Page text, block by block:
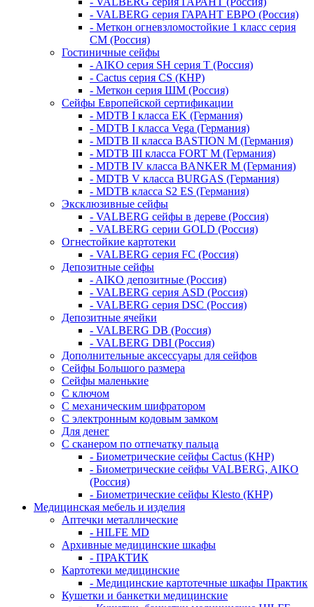
- VALBERG серия ГАРАНТ ЕВРО (Россия)
- Меткон огневзломостойкие 1 класс серия
СМ (Россия)
Гостиничные сейфы
- AIKO серия SH серия Т (Россия)
- Cactus серия CS (КНР)
- Меткон серия ШМ (Россия)
Сейфы Европейской сертификации
- MDTB I класса EK (Германия)
- MDTB I класса Vega (Германия)
- MDTB II класса BASTION M (Германия)
- MDTB III класса FORT M (Германия)
- MDTB IV класса BANKER M (Германия)
- MDTB V класса BURGAS (Германия)
- MDTB класса S2 ES (Германия)
Эксклюзивные сейфы
- VALBERG сейфы в дереве (Россия)
- VALBERG серии GOLD (Россия)
Огнестойкие картотеки
- VALBERG серия FC (Россия)
Депозитные сейфы
- AIKO депозитные (Россия)
- VALBERG серия ASD (Россия)
- VALBERG серия DSC (Россия)
Депозитные ячейки
- VALBERG DB (Россия)
- VALBERG DBI (Россия)
Дополнительные аксессуары для сейфов
Сейфы Большого размера
Сейфы маленькие
С ключом
С механическим шифратором
С электронным кодовым замком
Для денег
С сканером по отпечатку пальца
- Биометрические сейфы Cactus (КНР)
- Биометрические сейфы VALBERG, AIKO
(Россия)
- Биометрические сейфы Klesto (КНР)
Медицинская мебель и изделия
Аптечки металлические
- HILFE MD
Архивные медицинские шкафы
- ПРАКТИК
Картотеки медицинские
- Медицинские картотечные шкафы Практик
Кушетки и банкетки медицинские